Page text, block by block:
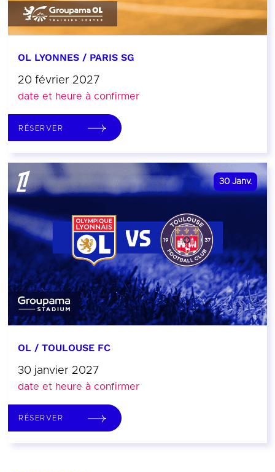
OL LYONNES / PARIS SG
20 février 2027
date et heure à confirmer
RÉSERVER
30 Janv.
OL / TOULOUSE FC
30 janvier 2027
date et heure à confirmer
RÉSERVER